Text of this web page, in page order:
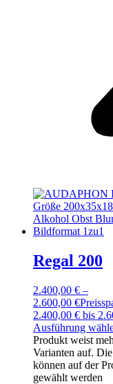
Regal 200
2.400,00 € –
2.600,00 €
2.400,00 € bis
Ausführung
Produkt weist
Varianten auf.
können auf der
gewählt werden